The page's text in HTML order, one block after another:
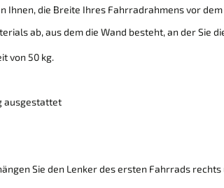
die Breite Ihres Fahrradrahmens vor
ab, aus dem die Wand besteht, an der Sie
von 50 kg.
ausgestattet
Sie den Lenker des ersten Fahrrads rechts